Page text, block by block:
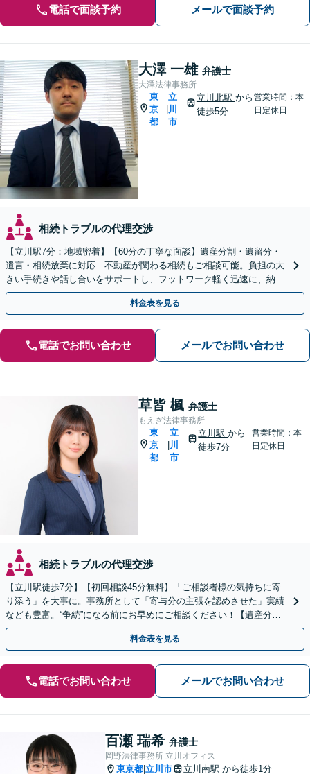
電話で面談予約 メールで面談予約
大澤 一雄 弁護士
大澤法律事務所
東
京
都
立
川
市
立川北駅 から
徒歩5分
営業時間：本
日定休日
相続トラブルの代理交渉
【立川駅7分：地域密着】【60分の丁寧な面談】遺産分割・遺留分・
遺言・相続放棄に対応｜不動産が関わる相続もご相談可能。負担の大
きい手続きや話し合いをサポートし、フットワーク軽く迅速に、納得
できる解決を目指します【電話・WEB相談可】
料金表を見る
電話でお問い合わせ メールでお問い合わせ
草皆 楓 弁護士
もえぎ法律事務所
東
京
都
立
川
市
立川駅から
徒歩7分
営業時間：本
日定休日
相続トラブルの代理交渉
【立川駅徒歩7分】【初回相談45分無料】「ご相談者様の気持ちに寄
り添う」を大事に。事務所として「寄与分の主張を認めさせた」実績
なども豊富。“争続”になる前にお早めにご相談ください！【遺産分割
／遺留分侵害額請求／相続放棄／生前贈与／遺言作成】
料金表を見る
電話でお問い合わせ メールでお問い合わせ
百瀬 瑞希 弁護士
岡野法律事務所 立川オフィス
東京都 立川市 立川南駅 から徒歩1分